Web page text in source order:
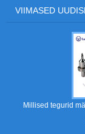
VIIMASED
Millised tegurid